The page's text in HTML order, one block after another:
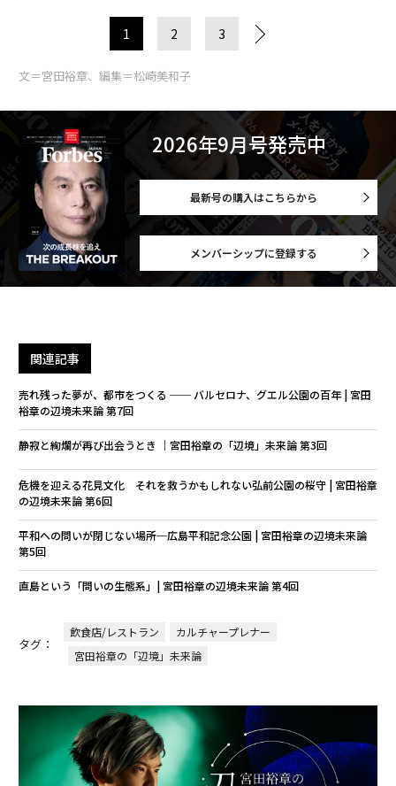
1 2 3
文＝宮田裕章、編集＝松崎美和子
2026年9月号発売中
最新号の購入はこちらから
メンバーシップに登録する
関連記事
売れ残った夢が、都市をつくる ── バルセロナ、グエル公園の百年 | 宮田
裕章の辺境未来論 第7回
静寂と絢爛が再び出会うとき ｜宮田裕章の「辺境」未来論 第3回
危機を迎える花見文化 それを救うかもしれない弘前公園の桜守 | 宮田裕章
の辺境未来論 第6回
平和への問いが閉じない場所─広島平和記念公園 | 宮田裕章の辺境未来論
第5回
直島という「問いの生態系」| 宮田裕章の辺境未来論 第4回
タグ：
飲食店/レストラン
カルチャープレナー
宮田裕章の「辺境」未来論